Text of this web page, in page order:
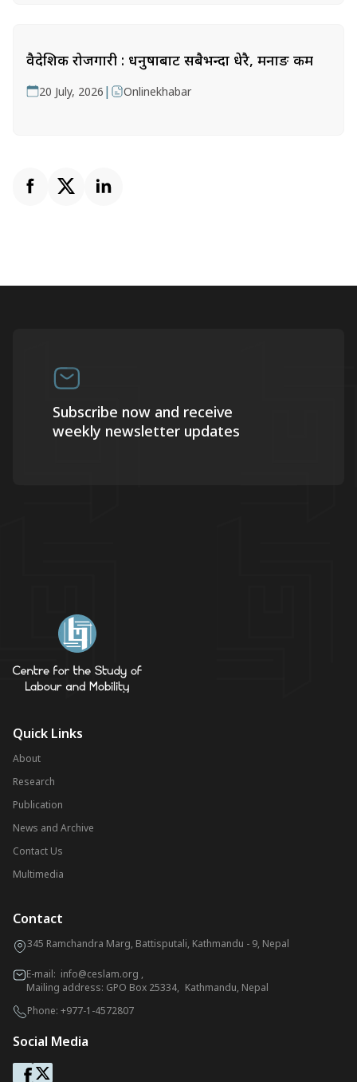
वैदेशिक रोजगारी : धनुषाबाट सबैभन्दा धेरै, मनाङ कम
20 July, 2026 | Onlinekhabar
Subscribe now and receive
weekly newsletter updates
Quick Links
About
Research
Publication
News and Archive
Contact Us
Multimedia
Contact
345 Ramchandra Marg, Battisputali, Kathmandu - 9, Nepal
E-mail: info@ceslam.org ,
Mailing address: GPO Box 25334, Kathmandu, Nepal
Phone: +977-1-4572807
Social Media